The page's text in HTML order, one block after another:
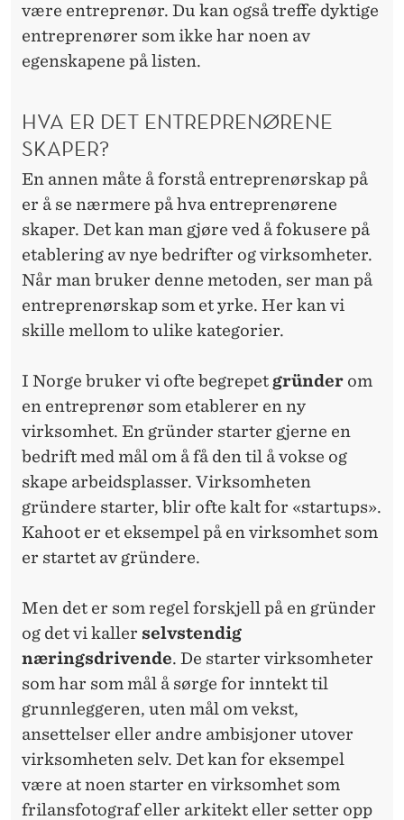
være entreprenør. Du kan også treffe dyktige
entreprenører som ikke har noen av
egenskapene på listen.
HVA ER DET ENTREPRENØRENE
SKAPER?
En annen måte å forstå entreprenørskap på
er å se nærmere på hva entreprenørene
skaper. Det kan man gjøre ved å fokusere på
etablering av nye bedrifter og virksomheter.
Når man bruker denne metoden, ser man på
entreprenørskap som et yrke. Her kan vi
skille mellom to ulike kategorier.
I Norge bruker vi ofte begrepet gründer om
en entreprenør som etablerer en ny
virksomhet. En gründer starter gjerne en
bedrift med mål om å få den til å vokse og
skape arbeidsplasser. Virksomheten
gründere starter, blir ofte kalt for «startups».
Kahoot er et eksempel på en virksomhet som
er startet av gründere.
Men det er som regel forskjell på en gründer
og det vi kaller selvstendig
næringsdrivende. De starter virksomheter
som har som mål å sørge for inntekt til
grunnleggeren, uten mål om vekst,
ansettelser eller andre ambisjoner utover
virksomheten selv. Det kan for eksempel
være at noen starter en virksomhet som
frilansfotograf eller arkitekt eller setter opp